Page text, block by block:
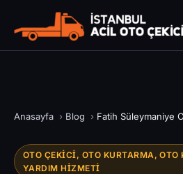
Anasayfa › Blog › Fatih Süleymaniye
OTO ÇEKICI, OTO KURTARMA, OTO
YARDIM HIZMETI